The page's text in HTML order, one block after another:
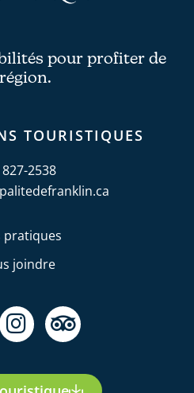
pour profiter de
TOURISTIQUES
2538
I
n
t
T
r
p
pratiques
joindre